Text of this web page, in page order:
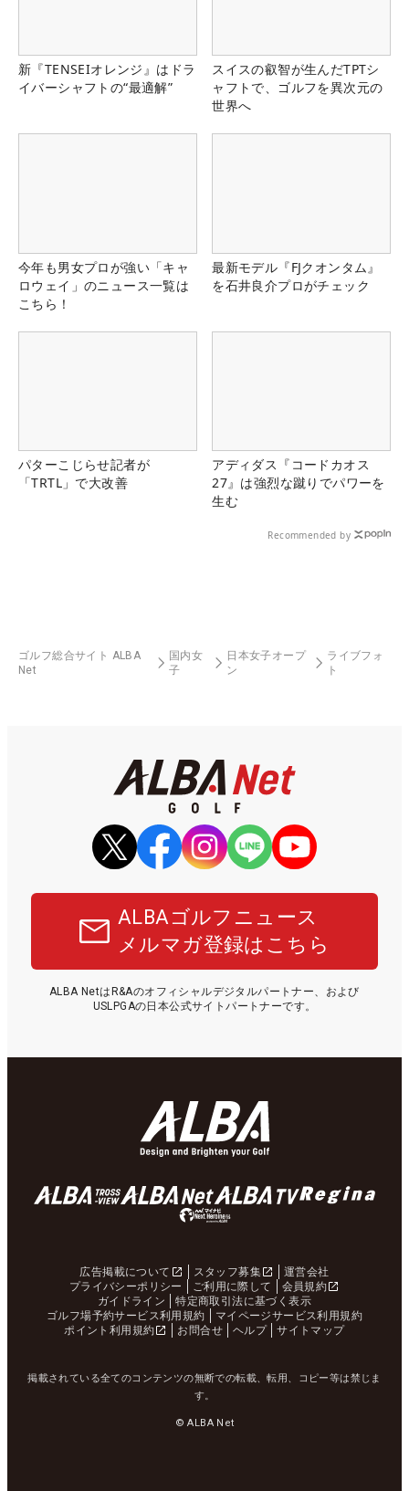
新『TENSEIオレンジ』はドラ
イバーシャフトの“最適解”
スイスの叡智が生んだTPTシ
ャフトで、ゴルフを異次元の
世界へ
今年も男女プロが強い「キャ
ロウェイ」のニュース一覧は
こちら！
最新モデル『FJクオンタム』
を石井良介プロがチェック
パターこじらせ記者が
「TRTL」で大改善
アディダス『コードカオス
27』は強烈な蹴りでパワーを
生む
Recommended by
ゴルフ総合サイト ALBA
Net
国内女
子
日本女子オープ
ン
ライブフォ
ト
ALBAゴルフニュース
メルマガ登録はこちら
ALBA NetはR&Aのオフィシャルデジタルパートナー、および
USLPGAの日本公式サイトパートナーです。
広告掲載について スタッフ募集
運営会社
プライバシーポリシー
ご利用に際して
会員規約
ガイドライン
特定商取引法に基づく表示
ゴルフ場予約サービス利用規約
マイページサービス利用規約
ポイント利用規約
お問合せ ヘルプ サイトマップ
掲載されている全てのコンテンツの無断での転載、転用、コピー等は禁じま
す。
© ALBA Net